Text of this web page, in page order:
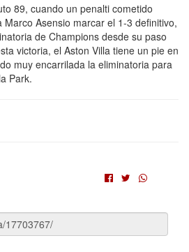
89, cuando un penalti cometido
Asensio marcar el 1-3 definitivo,
de Champions desde su paso
victoria, el Aston Villa tiene un pie en
muy encarrilada la eliminatoria para
Park.